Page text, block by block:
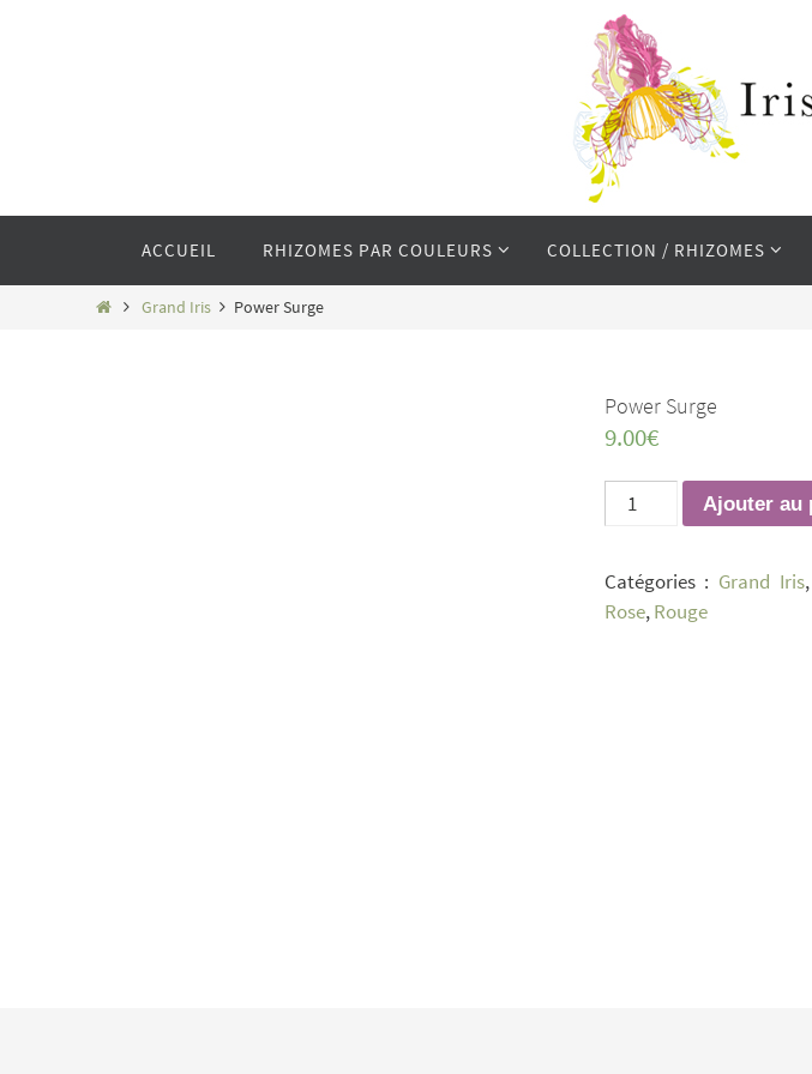
ACCUEIL RHIZOMES PAR COULEURS COLLECTION / RHIZOMES
HomeGrand Iris Power Surge
Power Surge
9.00€
quantité
de
Surge
Ajouter au
Catégories : Grand Iris,
Rose,Rouge